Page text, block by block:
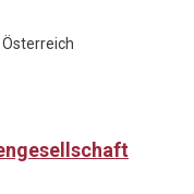
Österreich